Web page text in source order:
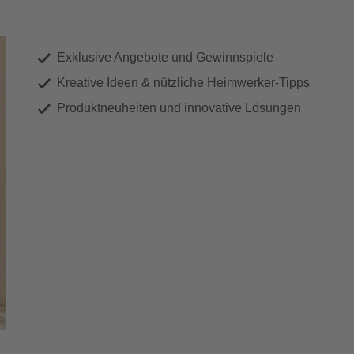
Exklusive Angebote und Gewinnspiele
Kreative Ideen & nützliche Heimwerker-Tipps
Produktneuheiten und innovative Lösungen